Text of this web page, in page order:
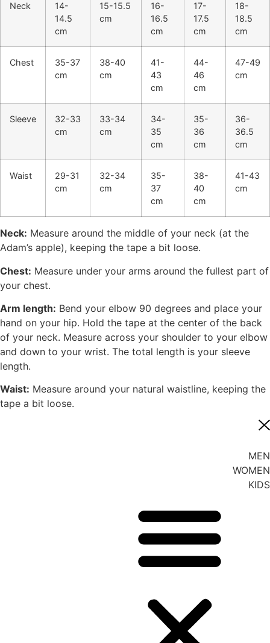
Neck
14-
14.5
cm
15-15.5
cm
16-
16.5
cm
17-
17.5
cm
18-
18.5
cm
Chest
35-37
cm
38-40
cm
41-
43
cm
44-
46
cm
47-49
cm
Sleeve
32-33
cm
33-34
cm
34-
35
cm
35-
36
cm
36-
36.5
cm
Waist
29-31
cm
32-34
cm
35-
37
cm
38-
40
cm
41-43
cm
Neck: Measure around the middle of your neck (at the
Adam’s apple), keeping the tape a bit loose.
Chest: Measure under your arms around the fullest part of
your chest.
Arm length: Bend your elbow 90 degrees and place your
hand on your hip. Hold the tape at the center of the back
of your neck. Measure across your shoulder to your elbow
and down to your wrist. The total length is your sleeve
length.
Waist: Measure around your natural waistline, keeping the
tape a bit loose.
MEN
WOMEN
KIDS